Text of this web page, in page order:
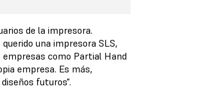
de la impresora.
una impresora SLS,
empresas como Partial Hand
empresa. Es más,
futuros".